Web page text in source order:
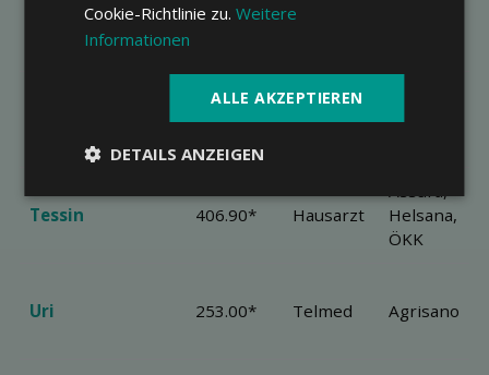
Schwyz 275.30* Telmed
303.30*
Freie
Arztwahl,
Aquilana,
Tessin 406.90* Hausarzt
Assura,
Helsana,
ÖKK
Uri 253.00* Telmed Agrisano
Cookie-Richtlinie zu.Weitere
Informationen
ALLE AKZEPTIEREN
DETAILS ANZEIGEN